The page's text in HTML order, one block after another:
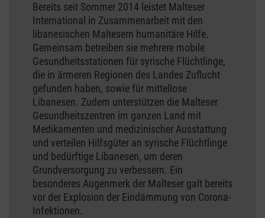
Bereits seit Sommer 2014 leistet Malteser
International in Zusammenarbeit mit den
libanesischen Maltesern humanitäre Hilfe.
Gemeinsam betreiben sie mehrere mobile
Gesundheitsstationen für syrische Flüchtlinge,
die in ärmeren Regionen des Landes Zuflucht
gefunden haben, sowie für mittellose
Libanesen. Zudem unterstützen die Malteser
Gesundheitszentren im ganzen Land mit
Medikamenten und medizinischer Ausstattung
und verteilen Hilfsgüter an syrische Flüchtlinge
und bedürftige Libanesen, um deren
Grundversorgung zu verbessern. Ein
besonderes Augenmerk der Malteser galt bereits
vor der Explosion der Eindämmung von Corona-
Infektionen.